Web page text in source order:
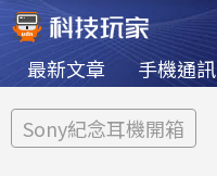
最新文章 手機通訊
Sony紀念耳機開箱